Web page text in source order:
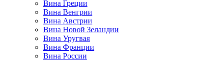
Вина Греции
Вина Венгрии
Вина Австрии
Вина Новой Зеландии
Вина Уругвая
Вина Франции
Вина России